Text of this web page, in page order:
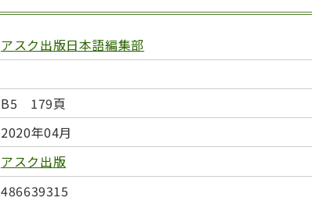
日本留学試験対策
学校情報
比較文化辞典
アカデミック・スキル
アスク出版日本語編集部
B5 179頁
2020年04月
アスク出版
486639315